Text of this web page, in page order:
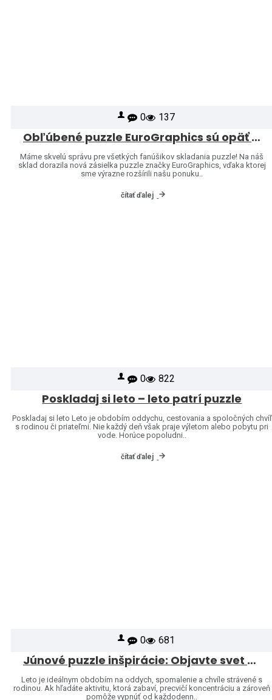
0 137
Obľúbené puzzle EuroGraphics sú opäť skladom – a ponuku sme rozšírili o ďalšie motívy!
Máme skvelú správu pre všetkých fanúšikov skladania puzzle! Na náš
sklad dorazila nová zásielka puzzle značky EuroGraphics, vďaka ktorej
sme výrazne rozšírili našu ponuku..
čítať ďalej
0 822
Poskladaj si leto – leto patrí puzzle
Poskladaj si leto Leto je obdobím oddychu, cestovania a spoločných chvíľ
s rodinou či priateľmi. Nie každý deň však praje výletom alebo pobytu pri
vode. Horúce popoludni..
čítať ďalej
0 681
Júnové puzzle inšpirácie: Objavte svet značiek Heye a Jumbo
Leto je ideálnym obdobím na oddych, spomalenie a chvíle strávené s
rodinou. Ak hľadáte aktivitu, ktorá zabaví, precvičí koncentráciu a zároveň
pomôže vypnúť od každodenn..